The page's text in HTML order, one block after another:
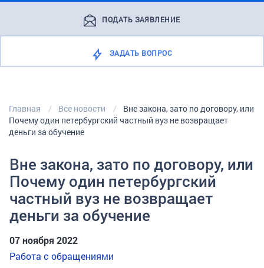
ПОДАТЬ ЗАЯВЛЕНИЕ
ЗАДАТЬ ВОПРОС
Главная Все новости
Вне закона, зато по договору, или
Почему один петербургский частный вуз не возвращает
деньги за обучение
Вне закона, зато по договору, или
Почему один петербургский
частный вуз не возвращает
деньги за обучение
07 ноября 2022
Работа с обращениями